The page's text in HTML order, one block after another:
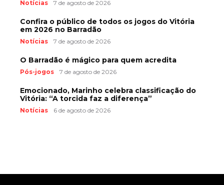
Notícias 7 de agosto de 2026
Confira o público de todos os jogos do Vitória
em 2026 no Barradão
Notícias 7 de agosto de 2026
O Barradão é mágico para quem acredita
Pós-jogos 7 de agosto de 2026
Emocionado, Marinho celebra classificação do
Vitória: “A torcida faz a diferença”
Notícias 6 de agosto de 2026